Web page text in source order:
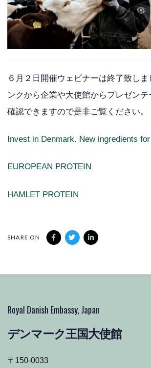
６月２日開催ウェビナーは終了致しま
ンクから企業や大使館からプレゼン
確認できますので是非ご覧ください。
Invest in Denmark. New ingredients
EUROPEAN PROTEIN
HAMLET PROTEIN
SHARE ON
Royal Danish Embassy, Japan
デンマーク王国大使館
〒150-0033